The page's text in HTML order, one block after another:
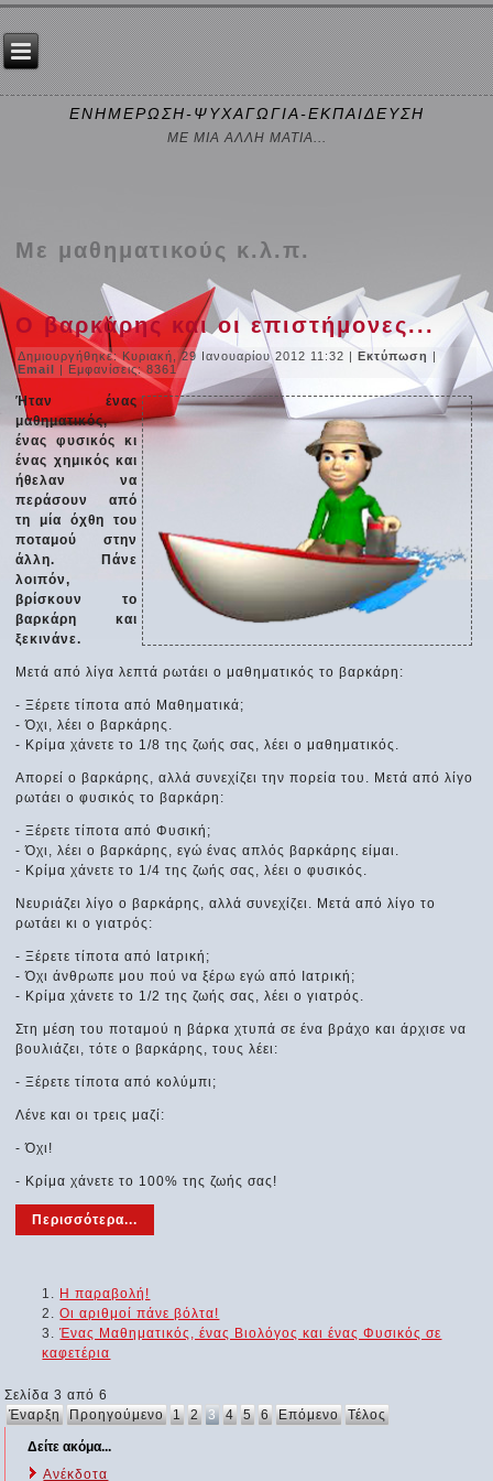
ΕΝΗΜΕΡΩΣΗ-ΨΥΧΑΓΩΓΙΑ-ΕΚΠΑΙΔΕΥΣΗ
ΜΕ ΜΙΑ ΑΛΛΗ ΜΑΤΙΑ...
Με μαθηματικούς κ.λ.π.
Ο βαρκάρης και οι επιστήμονες...
Δημιουργήθηκε: Κυριακή, 29 Ιανουαρίου 2012 11:32 |Εκτύπωση |
Email | Εμφανίσεις: 8361
Ήταν ένας
μαθηματικός,
ένας φυσικός κι
ένας χημικός και
ήθελαν να
περάσουν από
τη μία όχθη του
ποταμού στην
άλλη. Πάνε
λοιπόν,
βρίσκουν το
βαρκάρη και
ξεκινάνε.
Μετά από λίγα λεπτά ρωτάει ο μαθηματικός το βαρκάρη:
- Ξέρετε τίποτα από Μαθηματικά;
- Όχι, λέει ο βαρκάρης.
- Κρίμα χάνετε το 1/8 της ζωής σας, λέει ο μαθηματικός.
Απορεί ο βαρκάρης, αλλά συνεχίζει την πορεία του. Μετά από λίγο
ρωτάει ο φυσικός το βαρκάρη:
- Ξέρετε τίποτα από Φυσική;
- Όχι, λέει ο βαρκάρης, εγώ ένας απλός βαρκάρης είμαι.
- Κρίμα χάνετε το 1/4 της ζωής σας, λέει ο φυσικός.
Νευριάζει λίγο ο βαρκάρης, αλλά συνεχίζει. Μετά από λίγο το
ρωτάει κι ο γιατρός:
- Ξέρετε τίποτα από Ιατρική;
- Όχι άνθρωπε μου πού να ξέρω εγώ από Ιατρική;
- Κρίμα χάνετε το 1/2 της ζωής σας, λέει ο γιατρός.
Στη μέση του ποταμού η βάρκα χτυπά σε ένα βράχο και άρχισε να
βουλιάζει, τότε ο βαρκάρης, τους λέει:
- Ξέρετε τίποτα από κολύμπι;
Λένε και οι τρεις μαζί:
- Όχι!
- Κρίμα χάνετε το 100% της ζωής σας!
Περισσότερα...
Η παραβολή!
Οι αριθμοί πάνε βόλτα!
Ένας Μαθηματικός, ένας Βιολόγος και ένας Φυσικός σε
καφετέρια
Σελίδα 3 από 6
Έναρξη Προηγούμενο 1 2 3 4 5 6 Επόμενο Τέλος
Δείτε ακόμα...
Ανέκδοτα